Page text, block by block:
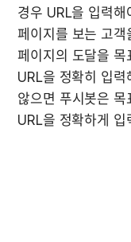
경우 URL을 입력
페이지를 보는 고객
페이지의 도달을 목
URL을 정확히 입력
않으면 푸시봇은
URL을 정확하게